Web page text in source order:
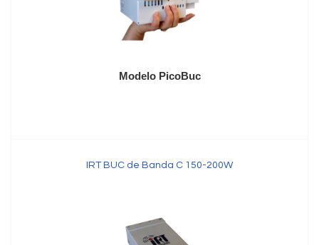
Modelo PicoBuc
IRT BUC de Banda C 150-200W